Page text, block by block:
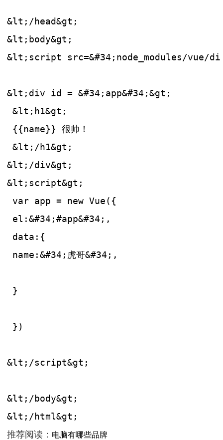
&lt;/head&gt;
&lt;body&gt;
&lt;script src=&#34;node_modules/
&lt;div id = &#34;app&#34;&gt;
&lt;h1&gt;
{{name}} 很帅！
&lt;/h1&gt;
&lt;/div&gt;
&lt;script&gt;
var app = new Vue({
el:&#34;#app&#34;,
data:{
name:&#34;虎哥&#34;,
}
})
&lt;/script&gt;
&lt;/body&gt;
&lt;/html&gt;
推荐阅读： 电脑有哪些品牌